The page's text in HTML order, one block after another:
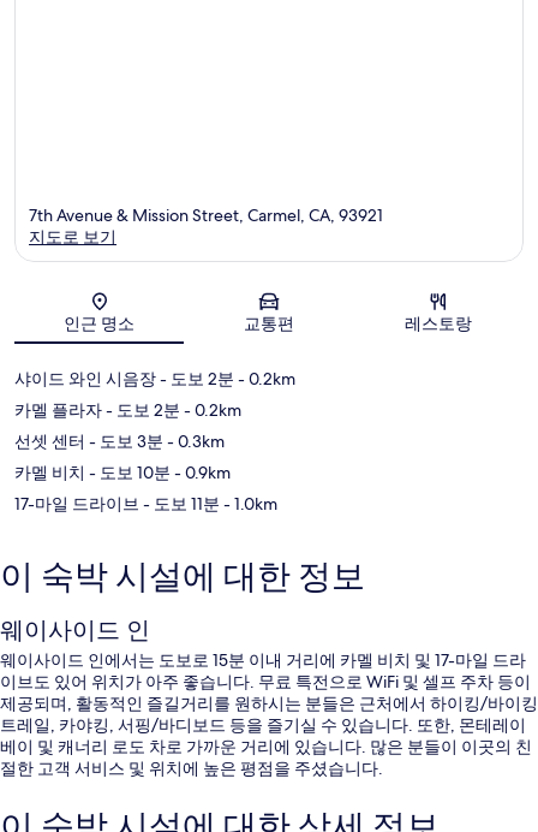
지도
7th Avenue & Mission Street, Carmel, CA, 93921
지도로 보기
인근 명소 교통편 레스토랑
샤이드 와인 시음장- 도보 2분 - 0.2km
카멜 플라자- 도보 2분 - 0.2km
선셋 센터 - 도보 3분 - 0.3km
카멜 비치 - 도보 10분 - 0.9km
17-마일 드라이브 - 도보 11분 - 1.0km
이 숙박 시설에 대한 정보
웨이사이드 인
웨이사이드 인에서는 도보로 15분 이내 거리에 카멜 비치 및 17-마일 드라
이브도 있어 위치가 아주 좋습니다. 무료 특전으로 WiFi 및 셀프 주차 등이
제공되며, 활동적인 즐길거리를 원하시는 분들은 근처에서 하이킹/바이킹
트레일, 카야킹, 서핑/바디보드 등을 즐기실 수 있습니다. 또한, 몬테레이
베이 및 캐너리 로도 차로 가까운 거리에 있습니다. 많은 분들이 이곳의 친
절한 고객 서비스 및 위치에 높은 평점을 주셨습니다.